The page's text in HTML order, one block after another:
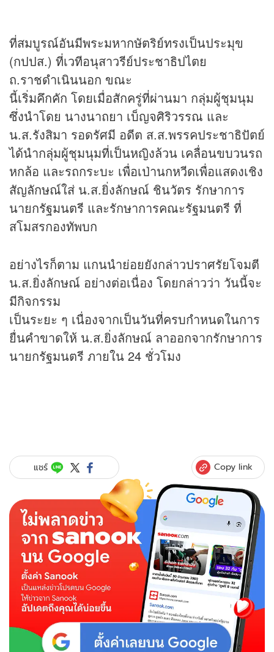
ที่สมบูรณ์อันมีพระมหากษัตริย์ทรงเป็นประมุข
(กปปส.) ที่เวทีอนุสาวรีย์ประชาธิปไตย
ถ.ราชดำเนินนอก ขณะ
นี้เริ่มคึกคัก โดยเมื่อสักครู่ที่ผ่านมา กลุ่มผู้ชุมนุม
ซึ่งนำโดย นางนาถยา เบ็ญจศิริวรรณ และ
น.ส.รังสิมา รอดรัศมี อดีต ส.ส.พรรคประชาธิปัตย์
ได้นำกลุ่มผู้ชุมนุมที่เป็นหญิงล้วน เคลื่อนขบวนรถ
หกล้อ และรถกระบะ เพื่อเป่านกหวีดเพื่อแสดงเชิง
สัญลักษณ์ใส่ น.ส.ยิ่งลักษณ์ ชินวัตร รักษาการ
นายกรัฐมนตรี และรักษาการคณะรัฐมนตรี ที่
สโมสรกองทัพบก
อย่างไรก็ตาม แกนนำย่อยยังกล่าวปราศรัยโจมตี
น.ส.ยิ่งลักษณ์ อย่างต่อเนื่อง โดยกล่าวว่า วันนี้จะ
มีกิจกรรม
เป็นระยะ ๆ เนื่องจากเป็นวันที่ครบกำหนดในการ
ยื่นคำขาดให้ น.ส.ยิ่งลักษณ์ ลาออกจากรักษาการ
นายกรัฐมนตรี ภายใน 24 ชั่วโมง
แชร์ Copy link